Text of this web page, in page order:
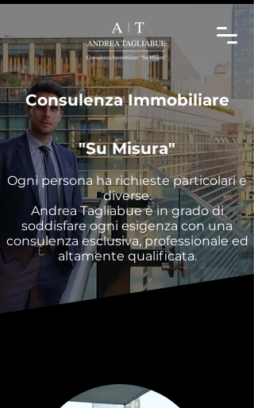
Consulenza Immobiliare
"Su Misura"
Ogni persona ha richieste particolari e
diverse.
Andrea Tagliabue è in grado di
soddisfare ogni esigenza con una
consulenza esclusiva, professionale ed
altamente qualificata.